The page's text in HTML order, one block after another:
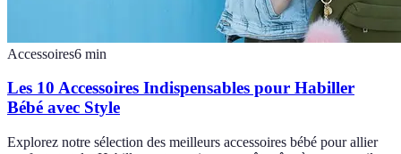
Accessoires6 min
Les 10 Accessoires Indispensables pour Habiller
Bébé avec Style
Explorez notre sélection des meilleurs accessoires bébé pour allier